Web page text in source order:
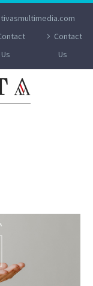
Us
Contact
Us
EN TODA